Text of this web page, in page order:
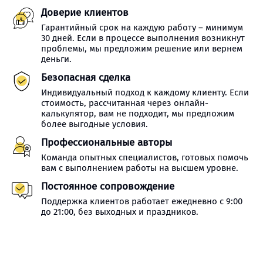
Доверие клиентов
Гарантийный срок на каждую работу – минимум
30 дней. Если в процессе выполнения возникнут
проблемы, мы предложим решение или вернем
деньги.
Безопасная сделка
Индивидуальный подход к каждому клиенту. Если
стоимость, рассчитанная через онлайн-
калькулятор, вам не подходит, мы предложим
более выгодные условия.
Профессиональные авторы
Команда опытных специалистов, готовых помочь
вам с выполнением работы на высшем уровне.
Постоянное сопровождение
Поддержка клиентов работает ежедневно с 9:00
до 21:00, без выходных и праздников.